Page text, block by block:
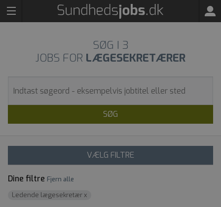
SØG I 3
JOBS FOR LÆGESEKRETÆRER
SØG
VÆLG FILTRE
Dine filtre Fjern alle
Ledende lægesekretærx